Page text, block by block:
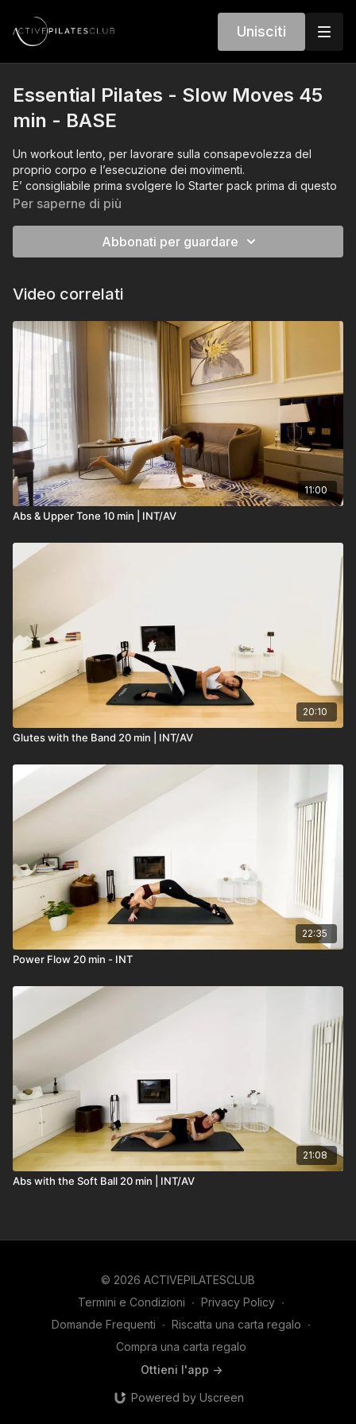
Unisciti
Essential Pilates - Slow Moves 45
min - BASE
Un workout lento, per lavorare sulla consapevolezza del
proprio corpo e l’esecuzione dei movimenti.
E’ consigliabile prima svolgere lo Starter pack prima di questo
workout.
Per saperne di più
Abbonati per guardare
Video correlati
11:00
Abs & Upper Tone 10 min | INT/AV
20:10
Glutes with the Band 20 min | INT/AV
22:35
Power Flow 20 min - INT
21:08
Abs with the Soft Ball 20 min | INT/AV
© 2026 ACTIVEPILATESCLUB
Termini e Condizioni ∙ Privacy Policy ∙
Domande Frequenti ∙ Riscatta una carta regalo ∙
Compra una carta regalo
Ottieni l'app ->
Powered by Uscreen